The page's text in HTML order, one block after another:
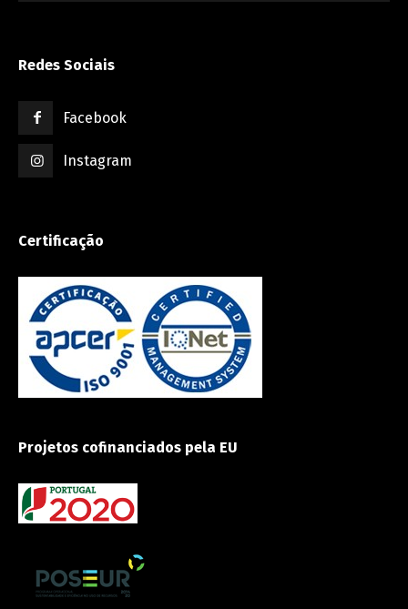
Redes Sociais
Facebook
Instagram
Certificação
Projetos cofinanciados pela EU